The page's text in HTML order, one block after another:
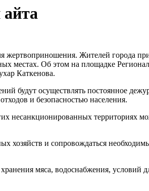
Жителей города
местах. Об этом на площадке
Каткенова.
будут осуществлять постоянное
и безопасностью населения.
несанкционированных территориях
хозяйств и сопровождаться
мяса, водоснабжения, условий